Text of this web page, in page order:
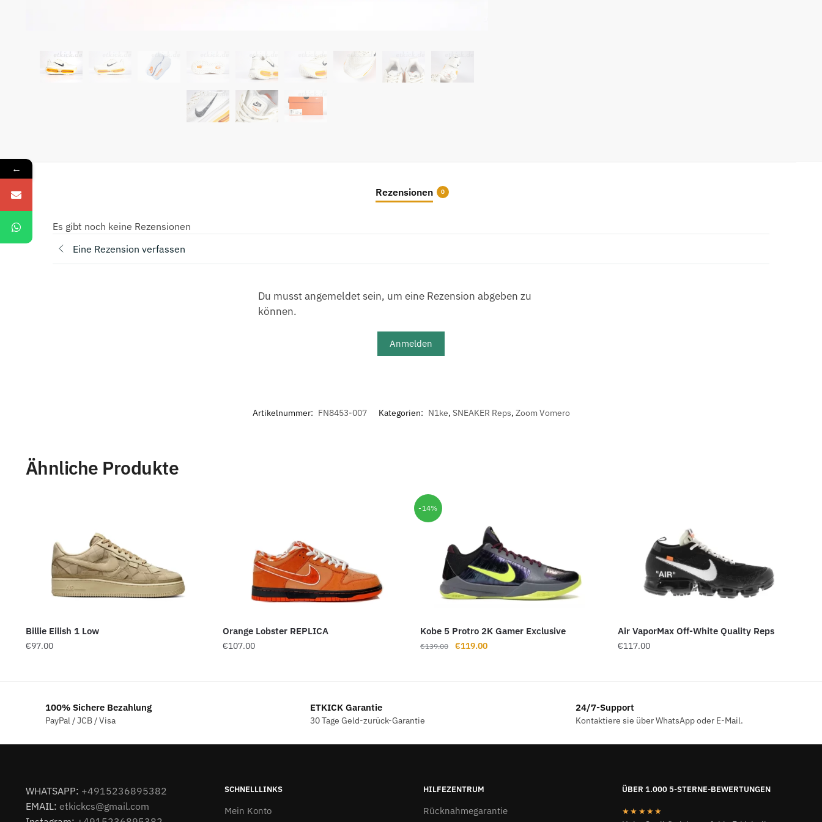
Rezensionen 0
Es gibt noch keine Rezensionen
Eine Rezension verfassen
Du musst angemeldet sein, um eine Rezension abgeben zu
können.
Anmelden
Artikelnummer: FN8453-007 Kategorien: N1ke, SNEAKER Reps, Zoom Vomero
Ähnliche Produkte
Billie Eilish 1 Low
€97.00
Orange Lobster REPLICA
€107.00
-14%
Kobe 5 Protro 2K Gamer Exclusive
€139.00
Ursprünglicher
€119.00Aktueller
Air VaporMax Off-White Quality Reps
€117.00
100% Sichere Bezahlung
PayPal / JCB / Visa
ETKICK Garantie
30 Tage Geld-zurück-Garantie
24/7-Support
Kontaktiere sie über WhatsApp oder E-Mail.
WHATSAPP: +4915236895382
EMAIL: etkickcs@gmail.com
SCHNELLLINKS
Mein Konto
HILFEZENTRUM
Rücknahmegarantie
ÜBER 1.000 5-STERNE-BEWERTUNGEN
★★★★★
←